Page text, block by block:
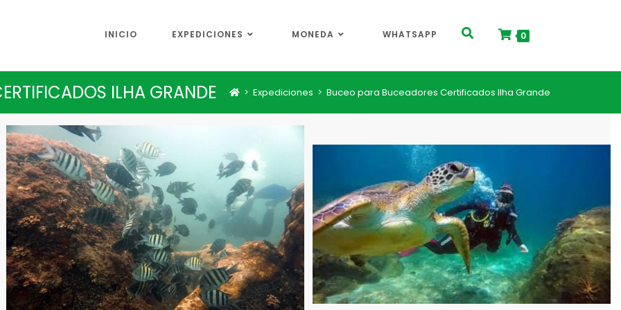
INICIO EXPEDICIONES MONEDA WHATSAPP 0
ILHA GRANDE > Expediciones > Buceo para Buceadores Certificados Ilha Grande